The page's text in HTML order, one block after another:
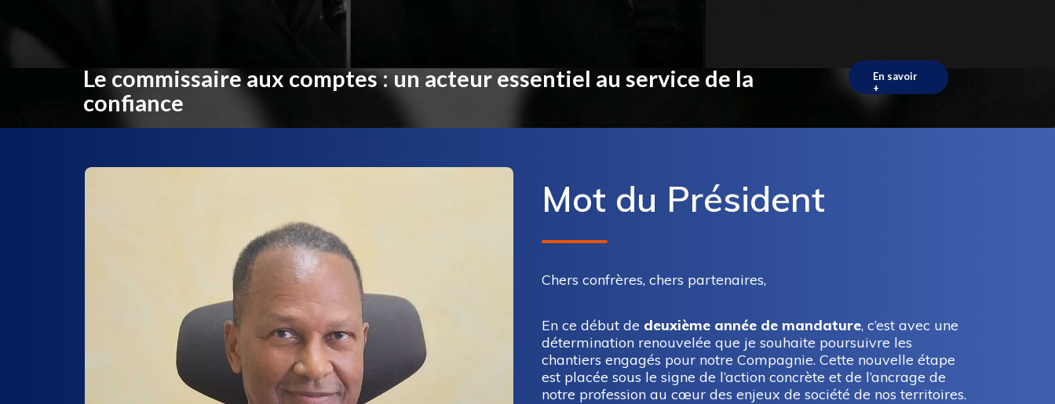
Le commissaire aux comptes : un acteur essentiel au service de la
confiance
En savoir
+
Mot du Président
Chers confrères, chers partenaires,
En ce début de deuxième année de mandature, c’est avec une
détermination renouvelée que je souhaite poursuivre les
chantiers engagés pour notre Compagnie. Cette nouvelle étape
est placée sous le signe de l’action concrète et de l’ancrage de
notre profession au cœur des enjeux de société de nos territoires.